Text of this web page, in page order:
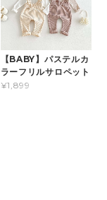
【BABY】パステルカ
ラーフリルサロペット
¥1,899